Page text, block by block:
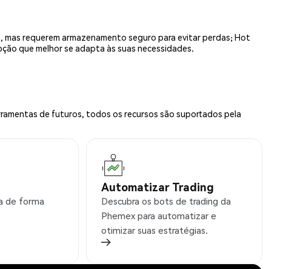
requerem armazenamento seguro para evitar perdas; Hot
que melhor se adapta às suas necessidades.
de futuros, todos os recursos são suportados pela
de forma
Automatizar Trading
Descubra os bots de trading da
Phemex para automatizar e
otimizar suas estratégias.